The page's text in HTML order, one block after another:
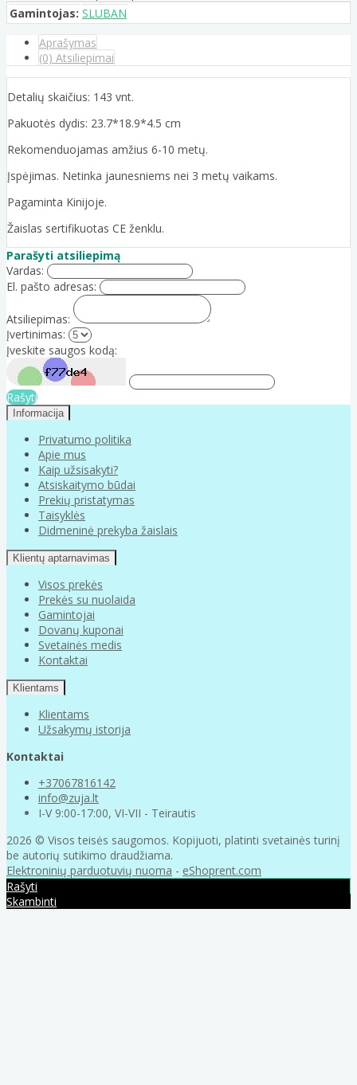
Gamintojas: SLUBAN
Aprašymas
(0) Atsiliepimai
Detalių skaičius: 143 vnt.
Pakuotės dydis: 23.7*18.9*4.5 cm
Rekomenduojamas amžius 6-10 metų.
Įspėjimas. Netinka jaunesniems nei 3 metų vaikams.
Pagaminta Kinijoje.
Žaislas sertifikuotas CE ženklu.
Parašyti atsiliepimą
Vardas:
El. pašto adresas:
Atsiliepimas:
Įvertinimas:
Įveskite saugos kodą:
Rašyti
Informacija
Privatumo politika
Apie mus
Kaip užsisakyti?
Atsiskaitymo būdai
Prekių pristatymas
Taisyklės
Didmeninė prekyba žaislais
Klientų aptarnavimas
Visos prekės
Prekės su nuolaida
Gamintojai
Dovanų kuponai
Svetainės medis
Kontaktai
Klientams
Klientams
Užsakymų istorija
Kontaktai
+37067816142
info@zuja.lt
I-V 9:00-17:00, VI-VII - Teirautis
2026 © Visos teisės saugomos. Kopijuoti, platinti svetainės turinį
be autorių sutikimo draudžiama.
Elektroninių parduotuvių nuoma - eShoprent.com
Rašyti
Skambinti